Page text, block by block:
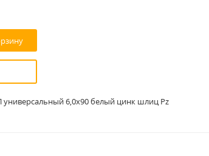
6,0x90 белый цинк шлиц Pz